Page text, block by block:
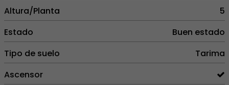
Altura/Planta
5
Estado
Buen estado
Tipo de suelo
Tarima
Ascensor